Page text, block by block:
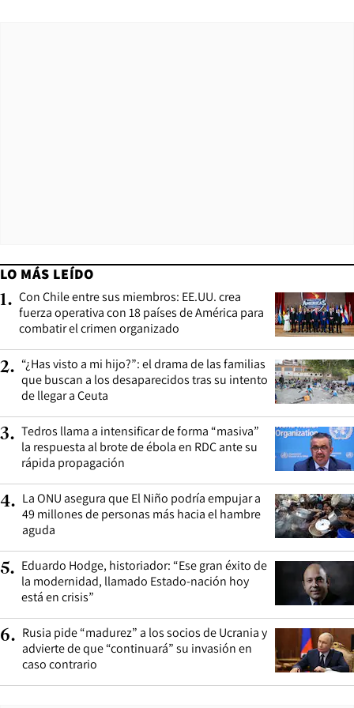
LO MÁS LEÍDO
1. Con Chile entre sus miembros: EE.UU. crea
fuerza operativa con 18 países de América para
combatir el crimen organizado
2. “¿Has visto a mi hijo?”: el drama de las familias
que buscan a los desaparecidos tras su intento
de llegar a Ceuta
3. Tedros llama a intensificar de forma “masiva”
la respuesta al brote de ébola en RDC ante su
rápida propagación
4. La ONU asegura que El Niño podría empujar a
49 millones de personas más hacia el hambre
aguda
5. Eduardo Hodge, historiador: “Ese gran éxito de
la modernidad, llamado Estado-nación hoy
está en crisis”
6. Rusia pide “madurez” a los socios de Ucrania y
advierte de que “continuará” su invasión en
caso contrario